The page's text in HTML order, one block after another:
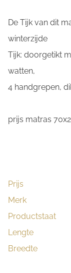
De Tijk van dit
winterzijde
Tijk: doorgetikt
watten,
4 handgrepen,
prijs matras
Prijs
Merk
Productstaat
Lengte
Breedte